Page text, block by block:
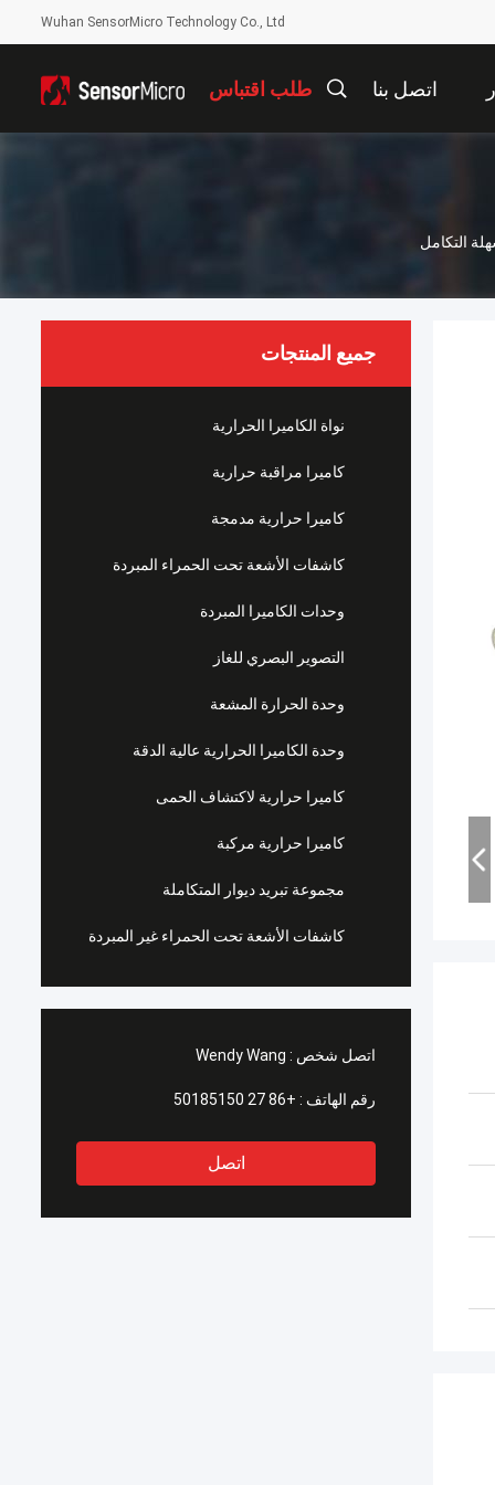
Wuhan SensorMicro Technology Co., Ltd
اتصل بنا طلب اقتباس
جميع المنتجات
نواة الكاميرا الحرارية
كاميرا مراقبة حرارية
كاميرا حرارية مدمجة
كاشفات الأشعة تحت الحمراء المبردة
وحدات الكاميرا المبردة
التصوير البصري للغاز
وحدة الحرارة المشعة
وحدة الكاميرا الحرارية عالية الدقة
كاميرا حرارية لاكتشاف الحمى
كاميرا حرارية مركبة
مجموعة تبريد ديوار المتكاملة
كاشفات الأشعة تحت الحمراء غير المبردة
اتصل شخص : Wendy Wang
رقم الهاتف : +86 27 50185150
اتصل